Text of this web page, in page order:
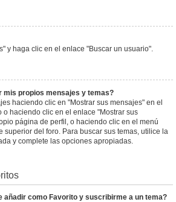
y haga clic en el enlace "Buscar un usuario".
mis propios mensajes y temas?
haciendo clic en "Mostrar sus mensajes" en el
o haciendo clic en el enlace "Mostrar sus
página de perfil, o haciendo clic en el menú
superior del foro. Para buscar sus temas, utilice la
y complete las opciones apropiadas.
añadir como Favorito y suscribirme a un tema?